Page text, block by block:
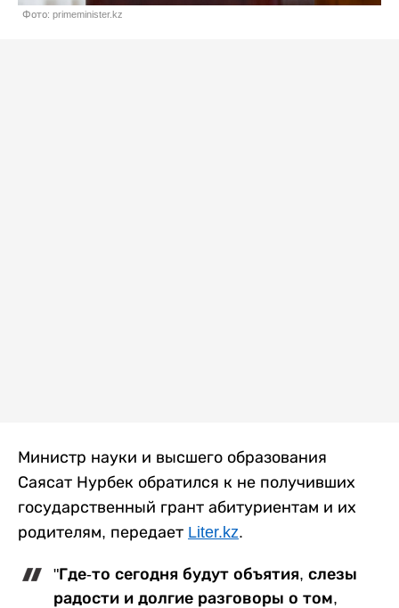
Фото: primeminister.kz
Министр науки и высшего образования
Саясат Нурбек обратился к не получивших
государственный грант абитуриентам и их
родителям, передает Liter.kz.
"Где-то сегодня будут объятия, слезы
радости и долгие разговоры о том,